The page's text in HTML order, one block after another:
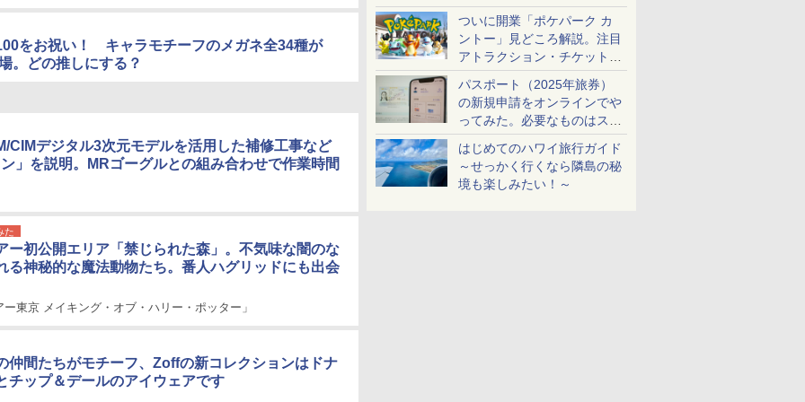
ケットも解説
ついに開業「ポケパーク カ
ントー」見どころ解説。注目
アトラクション・チケット手
配・来場前に必要な準備は？
パスポート（2025年旅券）
の新規申請をオンラインでや
ってみた。必要なものはスマ
ホとマイナカードのみ
はじめてのハワイ旅行ガイド
～せっかく行くなら隣島の秘
境も楽しみたい！～
をお祝い！ キャラモチーフのメガネ全34種が
。どの推しにする？
CIMデジタル3次元モデルを活用した補修工事など
」を説明。MRゴーグルとの組み合わせで作業時間
た
ー初公開エリア「禁じられた森」。不気味な闇のな
る神秘的な魔法動物たち。番人ハグリッドにも出会
東京 メイキング・オブ・ハリー・ポッター」
仲間たちがモチーフ、Zoffの新コレクションはドナ
チップ＆デールのアイウェアです